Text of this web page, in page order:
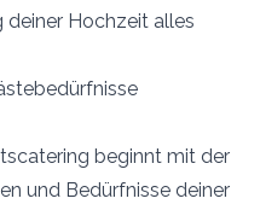
deiner Hochzeit alles
beginnt mit der
und Bedürfnisse deiner